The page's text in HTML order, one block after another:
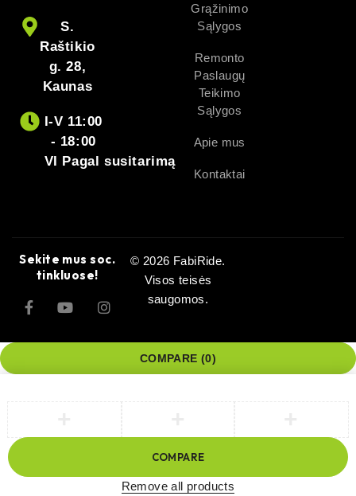
S.
Raštikio
g. 28,
Kaunas
I-V 11:00
- 18:00
VI Pagal susitarimą
Grąžinimo
Sąlygos
Remonto
Paslaugų
Teikimo
Sąlygos
Apie mus
Kontaktai
Sekite mus soc.
tinkluose!
© 2026 FabiRide.
Visos teisės
saugomos.
COMPARE (0)
COMPARE
Remove all products